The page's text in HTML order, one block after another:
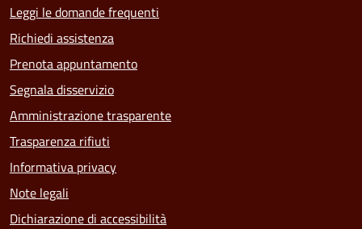
Leggi le domande frequenti
Richiedi assistenza
Prenota appuntamento
Segnala disservizio
Amministrazione trasparente
Trasparenza rifiuti
Informativa privacy
Note legali
Dichiarazione di accessibilità